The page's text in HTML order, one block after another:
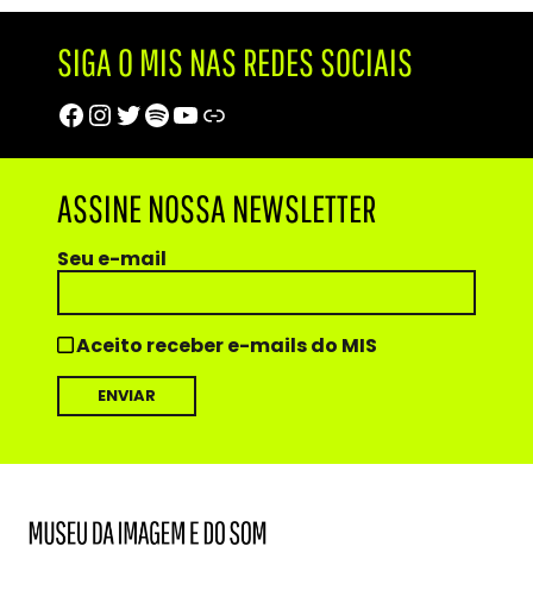
SIGA O MIS NAS REDES SOCIAIS
Facebook
Instagram
Twitter
Spotify
Youtube
Trip Advisor
ASSINE NOSSA NEWSLETTER
Seu e-mail
Aceito receber e-mails do MIS